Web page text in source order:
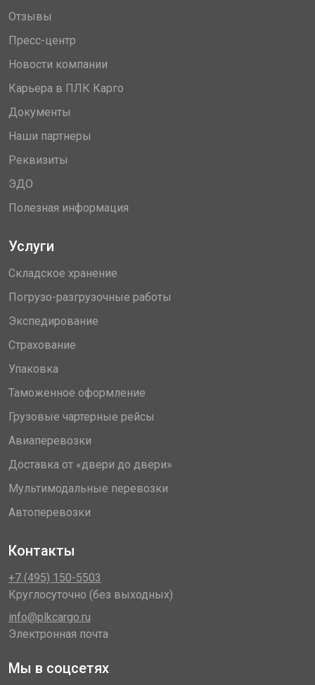
Отзывы
Пресс-центр
Новости компании
Карьера в ПЛК Карго
Документы
Наши партнеры
Реквизиты
ЭДО
Полезная информация
Услуги
Складское хранение
Погрузо-разгрузочные работы
Экспедирование
Страхование
Упаковка
Таможенное оформление
Грузовые чартерные рейсы
Авиаперевозки
Доставка от «двери до двери»
Мультимодальные перевозки
Автоперевозки
Контакты
+7 (495) 150-5503
Круглосуточно (без выходных)
info@plkcargo.ru
Электронная почта
Мы в соцсетях